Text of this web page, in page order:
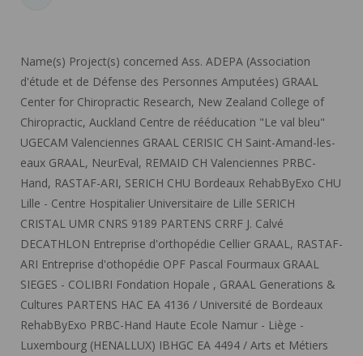
Name(s) Project(s) concerned Ass. ADEPA (Association
d'étude et de Défense des Personnes Amputées) GRAAL
Center for Chiropractic Research, New Zealand College of
Chiropractic, Auckland Centre de rééducation "Le val bleu"
UGECAM Valenciennes GRAAL CERISIC CH Saint-Amand-les-
eaux GRAAL, NeurEval, REMAID CH Valenciennes PRBC-
Hand, RASTAF-ARI, SERICH CHU Bordeaux RehabByExo CHU
Lille - Centre Hospitalier Universitaire de Lille SERICH
CRISTAL UMR CNRS 9189 PARTENS CRRF J. Calvé
DECATHLON Entreprise d'orthopédie Cellier GRAAL, RASTAF-
ARI Entreprise d'othopédie OPF Pascal Fourmaux GRAAL
SIEGES - COLIBRI Fondation Hopale , GRAAL Generations &
Cultures PARTENS HAC EA 4136 / Université de Bordeaux
RehabByExo PRBC-Hand Haute Ecole Namur - Liège -
Luxembourg (HENALLUX) IBHGC EA 4494 / Arts et Métiers